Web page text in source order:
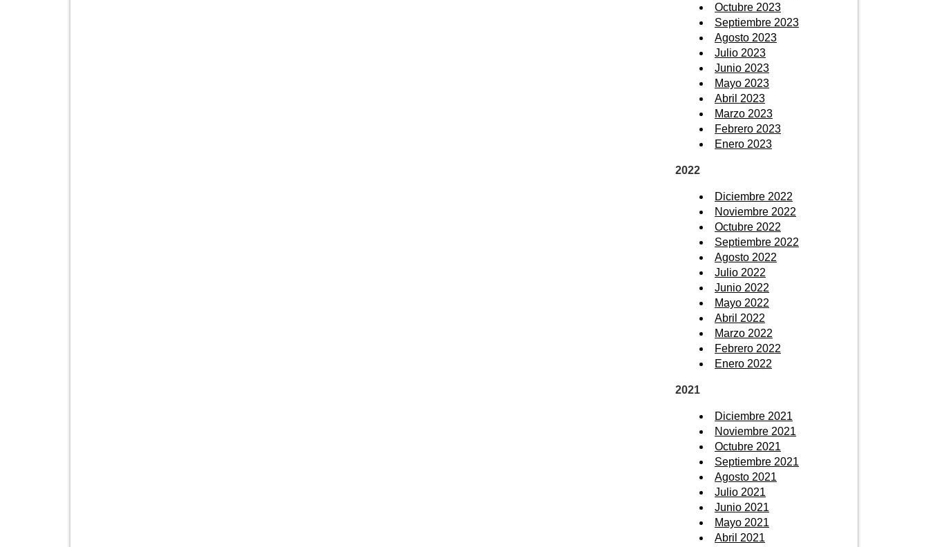
Octubre 2023
Septiembre 2023
Agosto 2023
Julio 2023
Junio 2023
Mayo 2023
Abril 2023
Marzo 2023
Febrero 2023
Enero 2023
2022
Diciembre 2022
Noviembre 2022
Octubre 2022
Septiembre 2022
Agosto 2022
Julio 2022
Junio 2022
Mayo 2022
Abril 2022
Marzo 2022
Febrero 2022
Enero 2022
2021
Diciembre 2021
Noviembre 2021
Octubre 2021
Septiembre 2021
Agosto 2021
Julio 2021
Junio 2021
Mayo 2021
Abril 2021